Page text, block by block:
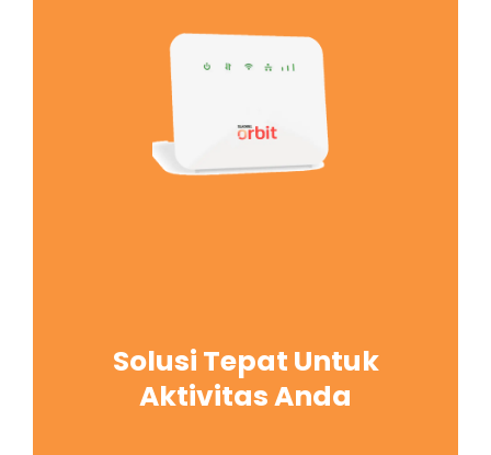
Solusi Tepat Untuk
Aktivitas Anda